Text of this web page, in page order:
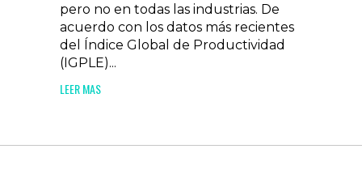
pero no en todas las industrias. De
acuerdo con los datos más recientes
del Índice Global de Productividad
(IGPLE)...
LEER MAS